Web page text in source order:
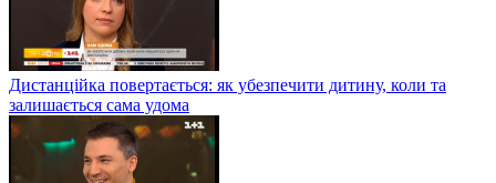
Дистанційка повертається: як убезпечити дитину, коли та
залишається сама удома